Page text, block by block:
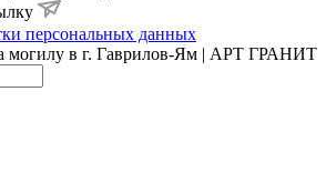
персональных данных
могилу в г. Гаврилов-Ям | АРТ ГРАНИТ